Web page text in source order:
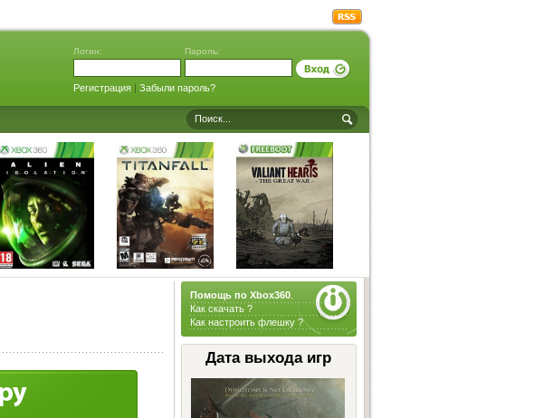
Логин: Пароль:
Регистрация| Забыли пароль?
Помощь по Xbox360.
Как скачать ?
Как настроить флешку ?
Дата выхода игр